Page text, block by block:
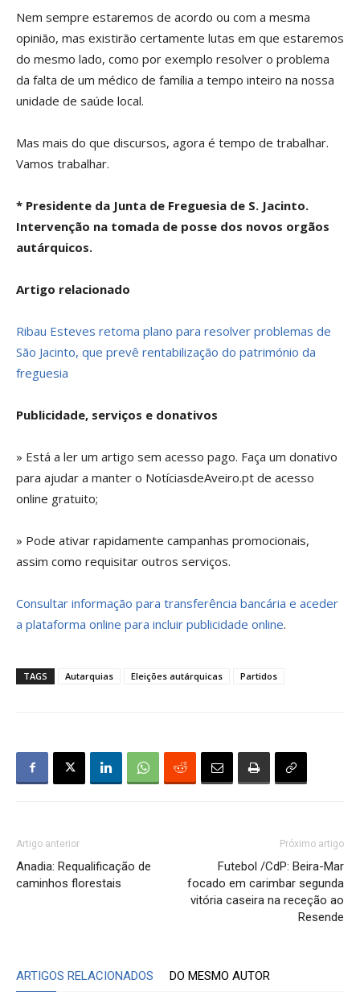
Nem sempre estaremos de acordo ou com a mesma
opinião, mas existirão certamente lutas em que estaremos
do mesmo lado, como por exemplo resolver o problema
da falta de um médico de família a tempo inteiro na nossa
unidade de saúde local.
Mas mais do que discursos, agora é tempo de trabalhar.
Vamos trabalhar.
* Presidente da Junta de Freguesia de S. Jacinto.
Intervenção na tomada de posse dos novos orgãos
autárquicos.
Artigo relacionado
Ribau Esteves retoma plano para resolver problemas de
São Jacinto, que prevê rentabilização do património da
freguesia
Publicidade, serviços e donativos
» Está a ler um artigo sem acesso pago. Faça um donativo
para ajudar a manter o NotíciasdeAveiro.pt de acesso
online gratuito;
» Pode ativar rapidamente campanhas promocionais,
assim como requisitar outros serviços.
Consultar informação para transferência bancária e aceder
a plataforma online para incluir publicidade online.
TAGS Autarquias Eleições autárquicas Partidos
Artigo anterior
Anadia: Requalificação de
caminhos florestais
Próximo artigo
Futebol /CdP: Beira-Mar
focado em carimbar segunda
vitória caseira na receção ao
Resende
ARTIGOS RELACIONADOS DO MESMO AUTOR